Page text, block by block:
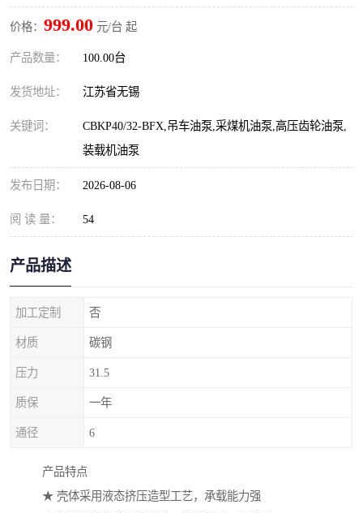
价格： 999.00 元/台 起
产品数量： 100.00台
发货地址： 江苏省无锡
关键词：
CBKP40/32-BFX,吊车油泵,采煤机油泵,高压齿轮油泵,
装载机油泵
发布日期： 2026-08-06
阅 读 量： 54
产品描述
加工定制 否
材质 碳钢
压力 31.5
质保 一年
通径 6
产品特点
★ 壳体采用液态挤压造型工艺，承载能力强